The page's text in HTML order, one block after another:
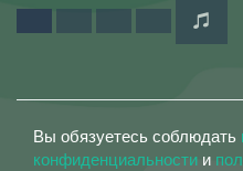
Вы обязуетесь соблюдать
конфиденциальности и